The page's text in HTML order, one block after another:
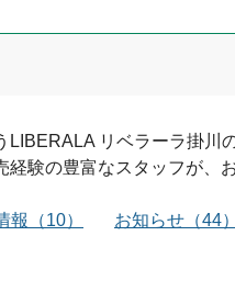
LIBERALA リベラーラ掛川
験の豊富なスタッフが、
報 （10） お知らせ （44）